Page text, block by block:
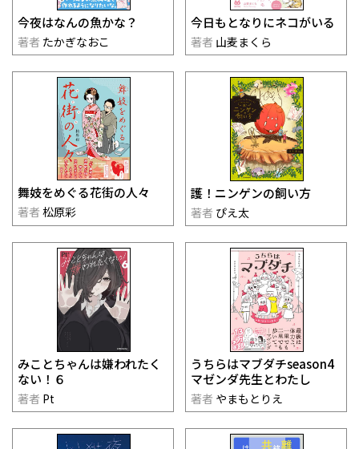
今夜はなんの魚かな？
著者 たかぎなおこ
今日もとなりにネコがいる
著者 山麦まくら
舞妓をめぐる花街の人々
著者 松原彩
護！ニンゲンの飼い方
著者 ぴえ太
みことちゃんは嫌われたく
ない！６
著者 Pt
うちらはマブダチseason4
マゼンダ先生とわたし
著者 やまもとりえ